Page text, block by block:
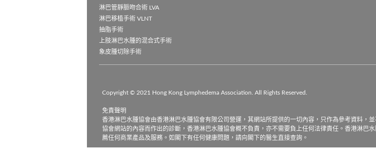
淋巴管靜脈吻合術 LVA
淋巴移植手術 VLNT
抽脂手術
上肢淋巴水腫的混合式手術
象皮腫切除手術
Copyright © 2021 Hong Kong Lymphedema Association. All Rights Reserved.
免責聲明
香港淋巴水腫協會由香港淋巴水腫協會有限公司營運，其網站所提供的一切內容，只作為參考資料，
協會網站的內容而作出的診斷，香港淋巴水腫協會概不負責，亦不需要負上任何法律責任。香港淋巴
薦任何商業產品及服務。如閣下有任何健康問題，請向閣下的醫生直接查詢。